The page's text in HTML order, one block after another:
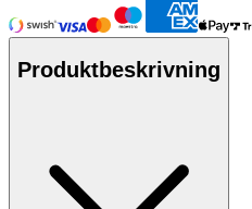
Produktbeskrivning